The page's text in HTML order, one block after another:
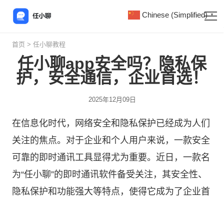
首页 > 任小聊教程
任小聊app安全吗？隐私保
护，安全通信，企业首选！
2025年12月09日
在信息化时代，网络安全和隐私保护已经成为人们
关注的焦点。对于企业和个人用户来说，一款安全
可靠的即时通讯工具显得尤为重要。近日，一款名
为“任小聊”的即时通讯软件备受关注，其安全性、
隐私保护和功能强大等特点，使得它成为了企业首
Chinese (Simplified) ▼